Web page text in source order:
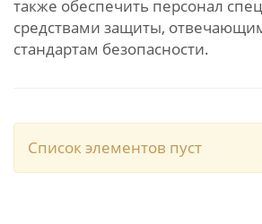
также обеспечить персонал
средствами защиты,
стандартам безопасности.
Список элементов пуст